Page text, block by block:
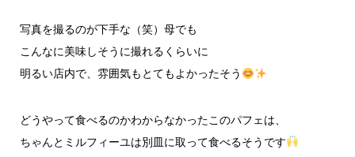
写真を撮るのが下手な（笑）母でも
こんなに美味しそうに撮れるくらいに
明るい店内で、雰囲気もとてもよかったそう
どうやって食べるのかわからなかったこのパフェは、
ちゃんとミルフィーユは別皿に取って食べるそうです